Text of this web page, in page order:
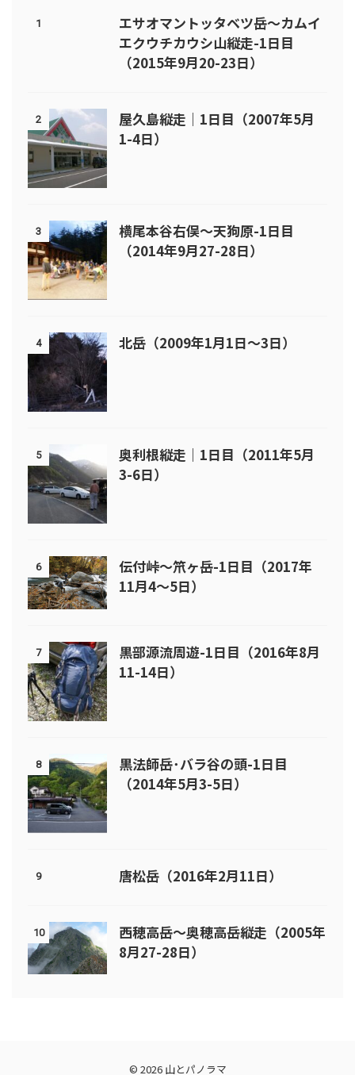
1
エサオマントッタベツ岳～カムイ
エクウチカウシ山縦走-1日目
（2015年9月20-23日）
2
屋久島縦走｜1日目（2007年5月
1-4日）
3
横尾本谷右俣～天狗原-1日目
（2014年9月27-28日）
4 北岳（2009年1月1日～3日）
5
奥利根縦走｜1日目（2011年5月
3-6日）
6
伝付峠～笊ヶ岳-1日目（2017年
11月4～5日）
7
黒部源流周遊-1日目（2016年8月
11-14日）
8
黒法師岳･バラ谷の頭-1日目
（2014年5月3-5日）
9 唐松岳（2016年2月11日）
10
西穂高岳～奥穂高岳縦走（2005年
8月27-28日）
© 2026 山とパノラマ